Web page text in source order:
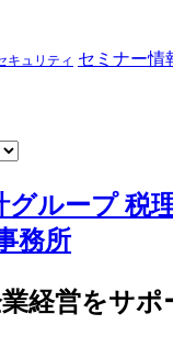
キュリティ セミナー情
経営をサポ